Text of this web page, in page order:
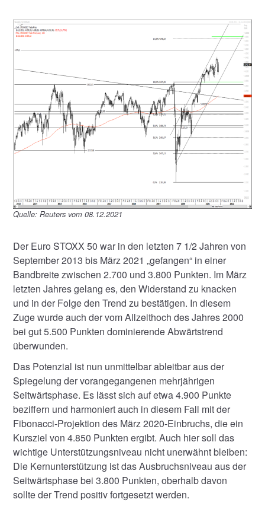
Quelle: Reuters vom 08.12.2021
Der Euro STOXX 50 war in den letzten 7 1/2 Jahren von
September 2013 bis März 2021 „gefangen“ in einer
Bandbreite zwischen 2.700 und 3.800 Punkten. Im März
letzten Jahres gelang es, den Widerstand zu knacken
und in der Folge den Trend zu bestätigen. In diesem
Zuge wurde auch der vom Allzeithoch des Jahres 2000
bei gut 5.500 Punkten dominierende Abwärtstrend
überwunden.
Das Potenzial ist nun unmittelbar ableitbar aus der
Spiegelung der vorangegangenen mehrjährigen
Seitwärtsphase. Es lässt sich auf etwa 4.900 Punkte
beziffern und harmoniert auch in diesem Fall mit der
Fibonacci-Projektion des März 2020-Einbruchs, die ein
Kursziel von 4.850 Punkten ergibt. Auch hier soll das
wichtige Unterstützungsniveau nicht unerwähnt bleiben:
Die Kernunterstützung ist das Ausbruchsniveau aus der
Seitwärtsphase bei 3.800 Punkten, oberhalb davon
sollte der Trend positiv fortgesetzt werden.